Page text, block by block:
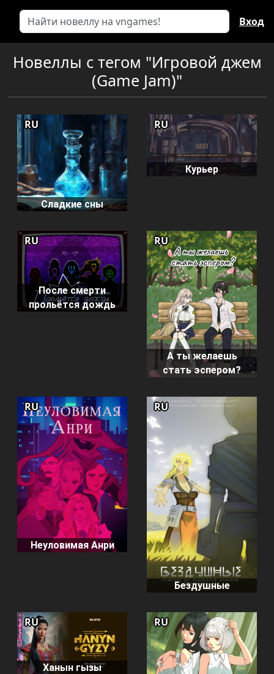
Вход
Новеллы с тегом "Игровой джем
(Game Jam)"
Сладкие сны
RU
Курьер
RU
После смерти
прольётся дождь
RU
А ты желаешь
стать эспером?
RU
Неуловимая Анри
RU
Бездушные
RU
Ханын гызы
RU RU